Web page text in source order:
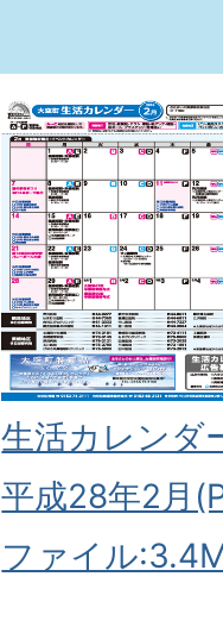
生活カレンダ
平成28年2月
ファイル